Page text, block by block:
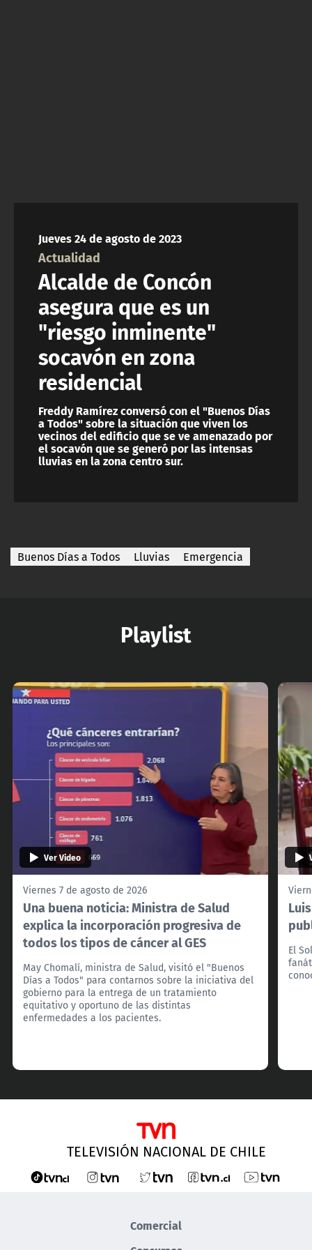
Jueves 24 de agosto de 2023
Actualidad
Alcalde de Concón
asegura que es un
"riesgo inminente"
socavón en zona
residencial
Freddy Ramírez conversó con el "Buenos Días
a Todos" sobre la situación que viven los
vecinos del edificio que se ve amenazado por
el socavón que se generó por las intensas
lluvias en la zona centro sur.
Buenos Días a Todos Lluvias Emergencia
Playlist
Ver Video
Viernes 7 de agosto de 2026
Una buena noticia: Ministra de Salud
explica la incorporación progresiva de
todos los tipos de cáncer al GES
May Chomalí, ministra de Salud, visitó el "Buenos
Días a Todos" para contarnos sobre la iniciativa del
gobierno para la entrega de un tratamiento
equitativo y oportuno de las distintas
enfermedades a los pacientes.
El
TELEVISIÓN NACIONAL DE CHILE
Comercial